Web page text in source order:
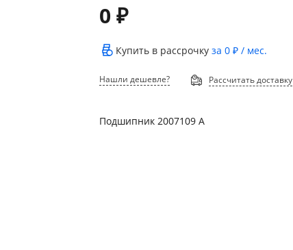
0 ₽
Купить в рассрочкуза0 ₽ / мес.
Нашли дешевле? Рассчитать доставку
Подшипник 2007109 А